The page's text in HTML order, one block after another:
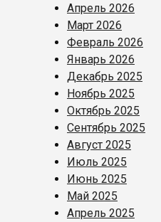
Апрель 2026
Март 2026
Февраль 2026
Январь 2026
Декабрь 2025
Ноябрь 2025
Октябрь 2025
Сентябрь 2025
Август 2025
Июль 2025
Июнь 2025
Май 2025
Апрель 2025